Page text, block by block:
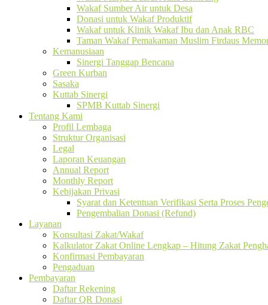
Wakaf Sumber Air untuk Desa
Donasi untuk Wakaf Produktif
Wakaf untuk Klinik Wakaf Ibu dan Anak RBC
Taman Wakaf Pemakaman Muslim Firdaus
Kemanusiaan
Sinergi Tanggap Bencana
Green Kurban
Sasaka
Kuttab Sinergi
SPMB Kuttab Sinergi
Tentang Kami
Profil Lembaga
Struktur Organisasi
Legal
Laporan Keuangan
Annual Report
Monthly Report
Kebijakan Privasi
Syarat dan Ketentuan Verifikasi Serta Proses
Pengembalian Donasi (Refund)
Layanan
Konsultasi Zakat/Wakaf
Kalkulator Zakat Online Lengkap – Hitung Zakat
Konfirmasi Pembayaran
Pengaduan
Pembayaran
Daftar Rekening
Daftar QR Donasi